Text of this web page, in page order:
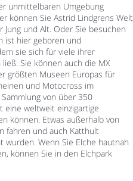
unmittelbaren Umgebung
können Sie Astrid Lindgrens Welt
und Alt. Oder Sie besuchen
ist hier geboren und
sie sich für viele ihrer
Sie können auch die MX
größten Museen Europas für
und Motocross im
von über 350
eine weltweit einzigartige
können. Etwas außerhalb von
fahren und auch Katthult
wurden. Wenn Sie Elche hautnah
können Sie in den Elchpark